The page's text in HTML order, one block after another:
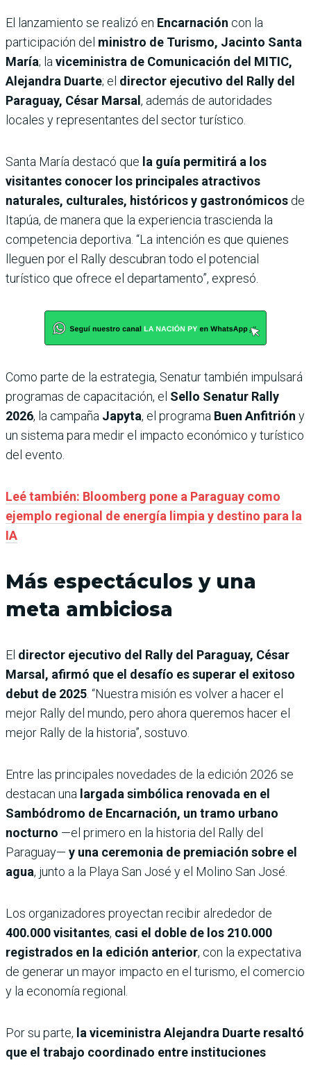
El lanzamiento se realizó en Encarnación con la
participación del ministro de Turismo, Jacinto Santa
María; laviceministra de Comunicación del MITIC,
Alejandra Duarte; el director ejecutivo del Rally del
Paraguay, César Marsal , además de autoridades
locales y representantes del sector turístico.
Santa María destacó que la guía permitirá a los
visitantes conocer los principales atractivos
naturales, culturales, históricos y gastronómicos de
Itapúa, de manera que la experiencia trascienda la
competencia deportiva. “La intención es que quienes
lleguen por el Rally descubran todo el potencial
turístico que ofrece el departamento”, expresó.
Como parte de la estrategia, Senatur también impulsará
programas de capacitación, el Sello Senatur Rally
2026, la campaña Japyta, el programa Buen Anfitrión y
un sistema para medir el impacto económico y turístico
del evento.
Leé también: Bloomberg pone a Paraguay como
ejemplo regional de energía limpia y destino para la
IA
Más espectáculos y una
meta ambiciosa
El director ejecutivo del Rally del Paraguay, César
Marsal, afirmó que el desafío es superar el exitoso
debut de 2025. “Nuestra misión es volver a hacer el
mejor Rally del mundo, pero ahora queremos hacer el
mejor Rally de la historia”, sostuvo.
Entre las principales novedades de la edición 2026 se
destacan una largada simbólica renovada en el
Sambódromo de Encarnación, un tramo urbano
nocturno —el primero en la historia del Rally del
Paraguay— y una ceremonia de premiación sobre el
agua, junto a la Playa San José y el Molino San José.
Los organizadores proyectan recibir alrededor de
400.000 visitantes, casi el doble de los 210.000
registrados en la edición anterior, con la expectativa
de generar un mayor impacto en el turismo, el comercio
y la economía regional.
Por su parte, la viceministra Alejandra Duarte resaltó
que el trabajo coordinado entre instituciones